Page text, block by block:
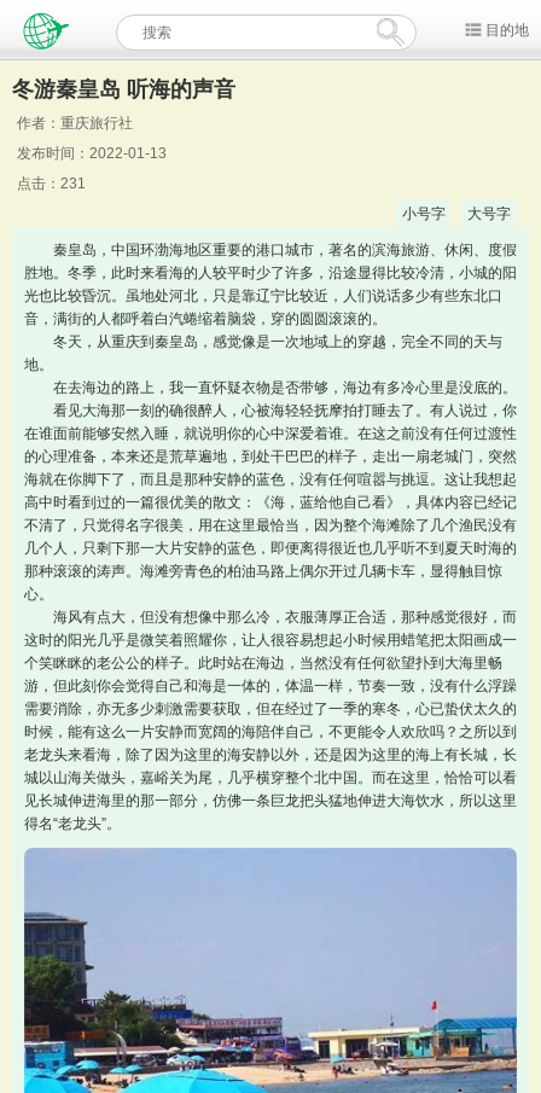
目的地
冬游秦皇岛 听海的声音
作者：重庆旅行社
发布时间：2022-01-13
点击：231
小号字
大号字
秦皇岛，中国环渤海地区重要的港口城市，著名的滨海旅游、休闲、度假
胜地。冬季，此时来看海的人较平时少了许多，沿途显得比较冷清，小城的阳
光也比较昏沉。虽地处河北，只是靠辽宁比较近，人们说话多少有些东北口
音，满街的人都呼着白汽蜷缩着脑袋，穿的圆圆滚滚的。
冬天，从重庆到秦皇岛，感觉像是一次地域上的穿越，完全不同的天与
地。
在去海边的路上，我一直怀疑衣物是否带够，海边有多冷心里是没底的。
看见大海那一刻的确很醉人，心被海轻轻抚摩拍打睡去了。有人说过，你
在谁面前能够安然入睡，就说明你的心中深爱着谁。在这之前没有任何过渡性
的心理准备，本来还是荒草遍地，到处干巴巴的样子，走出一扇老城门，突然
海就在你脚下了，而且是那种安静的蓝色，没有任何喧嚣与挑逗。这让我想起
高中时看到过的一篇很优美的散文：《海，蓝给他自己看》，具体内容已经记
不清了，只觉得名字很美，用在这里最恰当，因为整个海滩除了几个渔民没有
几个人，只剩下那一大片安静的蓝色，即便离得很近也几乎听不到夏天时海的
那种滚滚的涛声。海滩旁青色的柏油马路上偶尔开过几辆卡车，显得触目惊
心。
海风有点大，但没有想像中那么冷，衣服薄厚正合适，那种感觉很好，而
这时的阳光几乎是微笑着照耀你，让人很容易想起小时候用蜡笔把太阳画成一
个笑眯眯的老公公的样子。此时站在海边，当然没有任何欲望扑到大海里畅
游，但此刻你会觉得自己和海是一体的，体温一样，节奏一致，没有什么浮躁
需要消除，亦无多少刺激需要获取，但在经过了一季的寒冬，心已蛰伏太久的
时候，能有这么一片安静而宽阔的海陪伴自己，不更能令人欢欣吗？之所以到
老龙头来看海，除了因为这里的海安静以外，还是因为这里的海上有长城，长
城以山海关做头，嘉峪关为尾，几乎横穿整个北中国。而在这里，恰恰可以看
见长城伸进海里的那一部分，仿佛一条巨龙把头猛地伸进大海饮水，所以这里
得名“老龙头”。